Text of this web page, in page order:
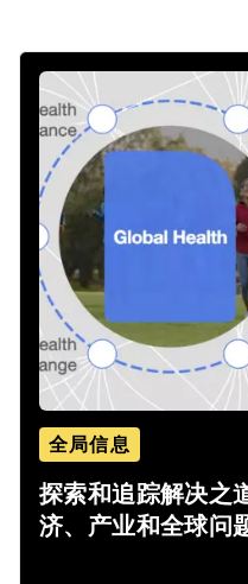
全局信息
探索和追踪解决之
济、产业和全球问